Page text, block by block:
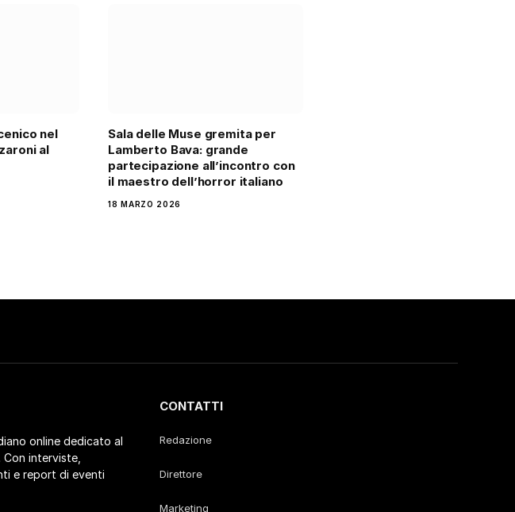
nel
al
Sala delle Muse gremita per
Lamberto Bava: grande
partecipazione all’incontro con
il maestro dell’horror italiano
18 MARZO 2026
online dedicato al
interviste,
e report di eventi
CONTATTI
Redazione
Direttore
Marketing